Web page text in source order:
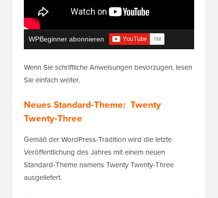
WPBeginner abonnieren
Wenn Sie schriftliche Anweisungen bevorzugen, lesen
Sie einfach weiter.
Neues Standard-Theme: Twenty
Twenty-Three
Gemäß der WordPress-Tradition wird die letzte
Veröffentlichung des Jahres mit einem neuen
Standard-Theme namens Twenty Twenty-Three
ausgeliefert.